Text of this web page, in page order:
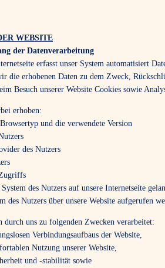
WEBSITE
der Datenverarbeitung
erfasst unser System automatisiert
die erhobenen Daten zu dem Zweck,
Besuch unserer Website Cookies sowie
erhoben:
und die verwendete Version
des Nutzers
des Nutzers auf unsere Internetseite
des Nutzers über unsere Website aufgerufen
durch uns zu folgenden Zwecken verarbeitet:
Verbindungsaufbaus der Website,
Nutzung unserer Website,
und -stabilität sowie